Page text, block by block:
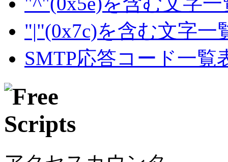
"|"(0x7c)を含む文字一
SMTP応答コード一覧